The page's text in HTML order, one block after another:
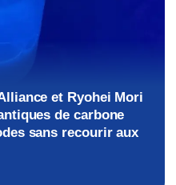
et Ryohei Mori
de carbone
sans recourir aux